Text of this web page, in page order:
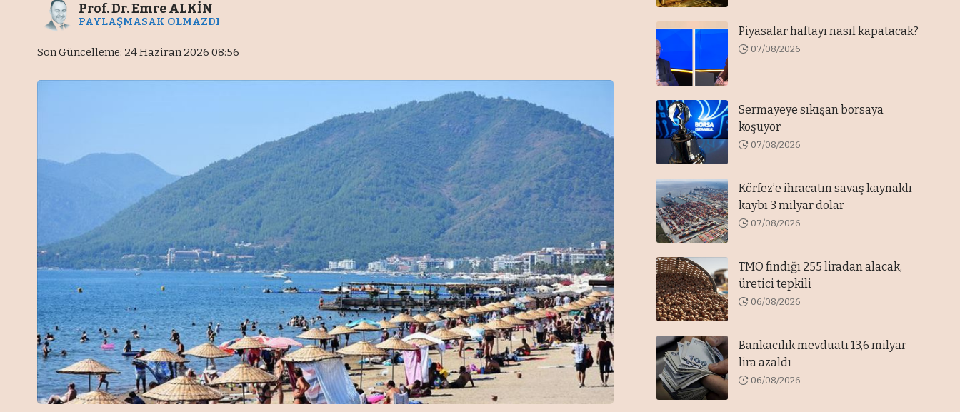
Son Güncelleme: 24 Haziran 2026 08:56
Prof. Dr. Emre ALKİN
PAYLAŞMASAK OLMAZDI
Piyasalar haftayı nasıl kapatacak?
07/08/2026
Sermayeye sıkışan borsaya
koşuyor
07/08/2026
Körfez’e ihracatın savaş kaynaklı
kaybı 3 milyar dolar
07/08/2026
TMO fındığı 255 liradan alacak,
üretici tepkili
06/08/2026
Bankacılık mevduatı 13,6 milyar
lira azaldı
06/08/2026